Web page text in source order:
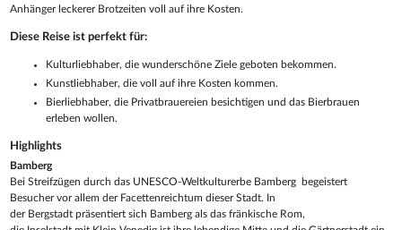
Anhänger leckerer Brotzeiten voll auf ihre Kosten.
Diese Reise ist perfekt für:
Kulturliebhaber, die wunderschöne Ziele geboten bekommen.
Kunstliebhaber, die voll auf ihre Kosten kommen.
Bierliebhaber, die Privatbrauereien besichtigen und das Bierbrauen
erleben wollen.
Highlights
Bamberg
Bei Streifzügen durch das UNESCO-Weltkulturerbe Bamberg begeistert
Besucher vor allem der Facettenreichtum dieser Stadt. In
der Bergstadt präsentiert sich Bamberg als das fränkische Rom,